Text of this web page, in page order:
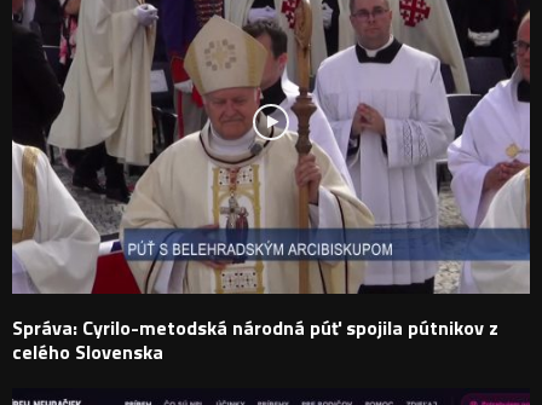
Správa: Cyrilo-metodská národná púť spojila pútnikov z
celého Slovenska